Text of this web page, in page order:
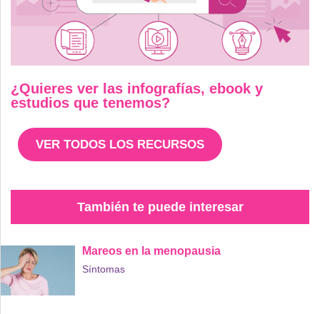
¿Quieres ver las infografías, ebook y
estudios que tenemos?
VER TODOS LOS RECURSOS
También te puede interesar
Mareos en la menopausia
Síntomas